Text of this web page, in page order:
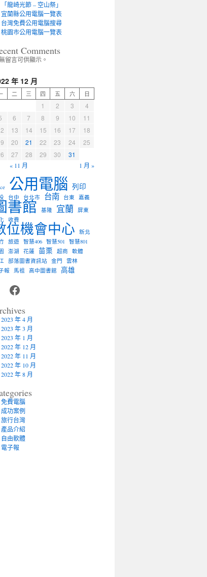
「龍崎光節 – 空山祭」
宜蘭縣公用電腦一覽表
台灣免費公用電腦搜尋
桃園市公用電腦一覽表
Comments
留言可供顯示。
年 12 月
二 三 四 五 六 日
1 2 3
4
6 7 8 9 10
11
13 14 15 16 17
18
20 21 22 23 24
25
27 28 29 30 31
« 11 月 1 月 »
公用電腦 列印
台中 台北市 台南 台東 嘉義
書館 基隆 宜蘭 屏東
收費
位機會中心
新北
旅遊 智慧406 智慧501
智慧801
澎湖 花蓮 苗栗 超商
軟體
部落圖書資訊站 金門
雲林
報
馬祖 高中圖書館 高雄
Facebook
2023 年 4 月
2023 年 3 月
2023 年 1 月
2022 年 12 月
2022 年 11 月
2022 年 10 月
2022 年 8 月
免費電腦
成功案例
旅行台灣
產品介紹
自由軟體
電子報